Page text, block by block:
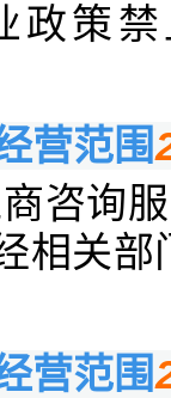
政策
营范围
咨询
相关
营范围